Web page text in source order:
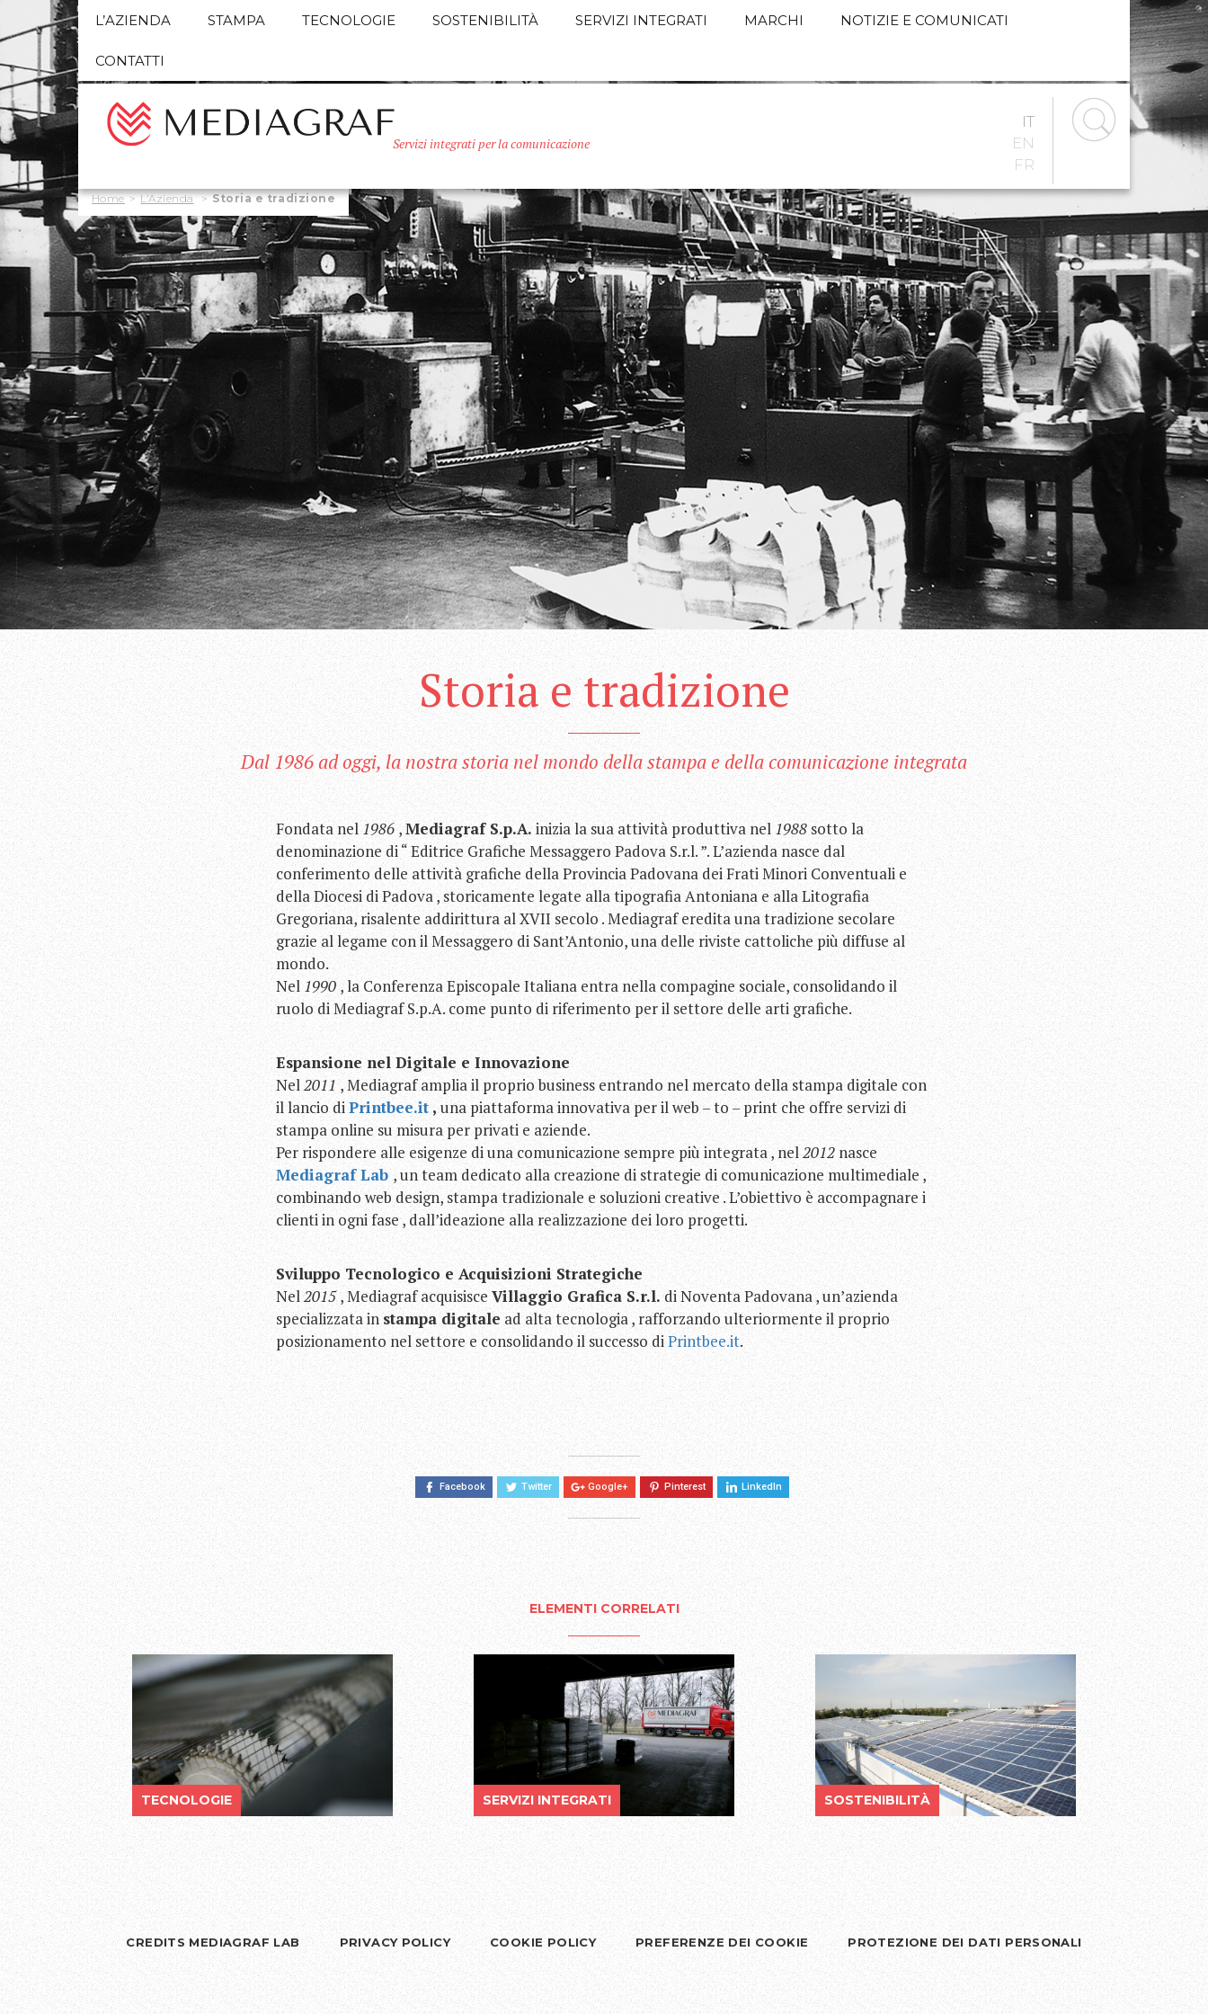
L’AZIENDA STAMPA TECNOLOGIE SOSTENIBILITÀ SERVIZI INTEGRATI MARCHI NOTIZIE E COMUNICATI
CONTATTI
Servizi integrati per la comunicazione
IT
EN
FR
Home > L’Azienda > Storia e tradizione
Storia e tradizione
Dal 1986 ad oggi, la nostra storia nel mondo della stampa e della comunicazione integrata
Fondata nel1986 ,Mediagraf S.p.A. inizia la sua attività produttiva nel1988sotto la
denominazione di “ Editrice Grafiche Messaggero Padova S.r.l. ”. L’azienda nasce dal
conferimento delle attività grafiche della Provincia Padovana dei Frati Minori Conventuali e
della Diocesi di Padova , storicamente legate alla tipografia Antoniana e alla Litografia
Gregoriana, risalente addirittura al XVII secolo . Mediagraf eredita una tradizione secolare
grazie al legame con il Messaggero di Sant’Antonio, una delle riviste cattoliche più diffuse al
mondo.
Nel 1990 , la Conferenza Episcopale Italiana entra nella compagine sociale, consolidando il
ruolo di Mediagraf S.p.A. come punto di riferimento per il settore delle arti grafiche.
Espansione nel Digitale e Innovazione
Nel2011 , Mediagraf amplia il proprio business entrando nel mercato della stampa digitale con
il lancio diPrintbee.it , una piattaforma innovativa per il web – to – print che offre servizi di
stampa online su misura per privati e aziende.
Per rispondere alle esigenze di una comunicazione sempre più integrata , nel2012 nasce
Mediagraf Lab , un team dedicato alla creazione di strategie di comunicazione multimediale ,
combinando web design, stampa tradizionale e soluzioni creative . L’obiettivo è accompagnare i
clienti in ogni fase , dall’ideazione alla realizzazione dei loro progetti.
Sviluppo Tecnologico e Acquisizioni Strategiche
Nel2015, Mediagraf acquisisce Villaggio Grafica S.r.l.di Noventa Padovana , un’azienda
specializzata in stampa digitale ad alta tecnologia , rafforzando ulteriormente il proprio
posizionamento nel settore e consolidando il successo diPrintbee.it.
Facebook Twitter Google+ Pinterest LinkedIn
ELEMENTI CORRELATI
TECNOLOGIE SERVIZI INTEGRATI SOSTENIBILITÀ
CREDITS MEDIAGRAF LAB PRIVACY POLICY COOKIE POLICY PREFERENZE DEI COOKIE PROTEZIONE DEI DATI PERSONALI